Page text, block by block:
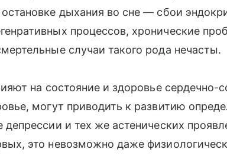
дыхания во сне — сбои
процессов, хронические
случаи такого рода нечасты.
на состояние и здоровье сердечно-
могут приводить к развитию
депрессии и тех же астенических
это невозможно даже